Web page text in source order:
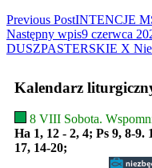
Read
more
Previous PostINTENCJE
Następny wpis9 czerwca
DUSZPASTERSKIE X
Kalendarz
8 VIII Sobota.
Ha 1, 12 - 2, 4; Ps 9, 8-
17, 14-20;